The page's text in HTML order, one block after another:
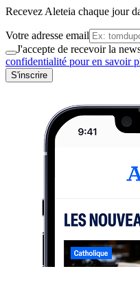
Recevez Aleteia chaque jour
Votre adresse email
J'accepte de recevoir la
confidentialité pour en savoir
S'inscrire